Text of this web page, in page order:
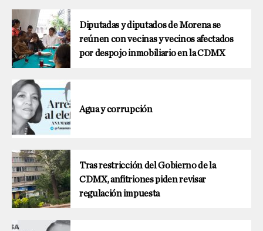
Diputadas y diputados de Morena se
reúnen con vecinas y vecinos afectados
por despojo inmobiliario en la CDMX
Agua y corrupción
Tras restricción del Gobierno de la
CDMX, anfitriones piden revisar
regulación impuesta